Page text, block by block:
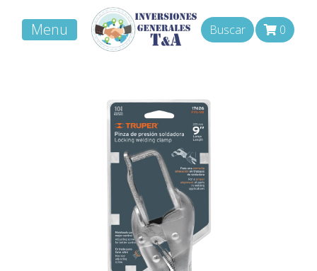
Menu Buscar 0